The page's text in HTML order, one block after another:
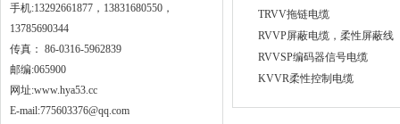
手机:13292661877，13831680550，
13785690344
传真： 86-0316-5962839
邮编:065900
网址:www.hya53.cc
E-mail:775603376@qq.com
TRVV拖链电缆
RVVP屏蔽电缆，柔性屏蔽线
RVVSP编码器信号电缆
KVVR柔性控制电缆